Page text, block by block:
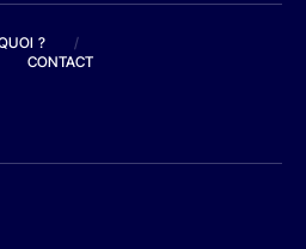
?
/
CONTACT